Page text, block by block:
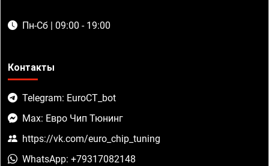
Пн-Сб | 09:00 - 19:00
Контакты
Telegram: EuroCT_bot
Max: Евро Чип Тюнинг
https://vk.com/euro_chip_tuning
WhatsApp: +79317082148